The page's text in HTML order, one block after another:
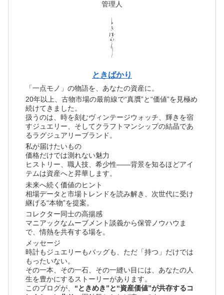
管理人
ときばかり
「一点モノ」の物語を、あなたの資産に。
20年以上、古物市場の最前線で“真贋”と“価値”を見極め
続けてきました。
扱うのは、時を刻むヴィンテージウォッチ、輝きを宿
すジュエリー、そしてクラフトマンシップの結晶であ
るラグジュアリーブランド。
私が届けたいもの
価格だけでは測れない魅力
ヒストリー、職人技、希少性――背景を知るほどアイ
テムは資産へと昇華します。
未来へ続く価値のヒント
相場データと市場トレンドを読み解き、次世代に受け
継げる“本物”を提案。
コレクター同士の高揚感
マニアックなムーブメント談義から保管ノウハウま
で、情熱を共有する場を。
メッセージ
時計もジュエリーもバッグも、ただ「持つ」だけでは
もったいない。
その一本、その一石、その一縫い目には、あなたの人
生を豊かにするストーリーがあります。
このブログが、 “ときめき”と“資産価値”が共存するコ